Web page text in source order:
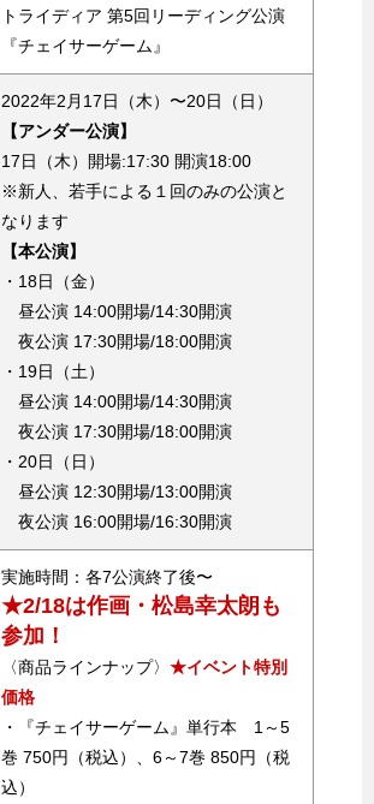
トライディア 第5回リーディング公演
『チェイサーゲーム』
2022年2月17日（木）〜20日（日）
【アンダー公演】
17日（木）開場:17:30 開演18:00
※新人、若手による１回のみの公演と
なります
【本公演】
・18日（金）
昼公演 14:00開場/14:30開演
夜公演 17:30開場/18:00開演
・19日（土）
昼公演 14:00開場/14:30開演
夜公演 17:30開場/18:00開演
・20日（日）
昼公演 12:30開場/13:00開演
夜公演 16:00開場/16:30開演
実施時間：各7公演終了後〜
★2/18は作画・松島幸太朗も
参加！
〈商品ラインナップ〉 ★イベント特別
価格
・『チェイサーゲーム』単行本 1～5
巻 750円（税込）、6～7巻 850円（税
込）